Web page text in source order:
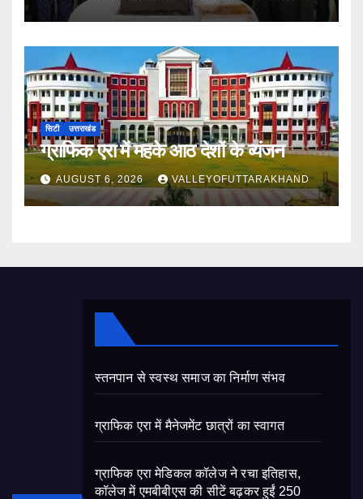
सिटी उत्तराखंड
ग्राफिक एरा में महके आठ देशों के व्यंजन
AUGUST 6, 2026 VALLEYOFUTTARAKHAND
स्तनपान से स्वस्थ समाज का निर्माण संभव
ग्राफिक एरा में मैनेजमेंट छात्रों का स्वागत
ग्राफिक एरा मेडिकल कॉलेज ने रचा इतिहास,
कॉलेज में एमबीबीएस की सीटें बढ़कर हुईं 250